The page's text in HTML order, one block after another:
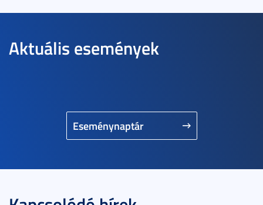
Aktuális események
Eseménynaptár